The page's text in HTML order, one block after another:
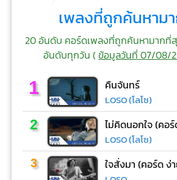
เพลงที่ถูกค้นหาม
20 อันดับ คอร์ดเพลงที่ถูกค้นหามากที่
อันดับทุกวัน (ข้อมูลวันที่ 07/08/
1 คืนจันทร์
LOSO (โลโซ)
2 ไม่คิดนอกใจ (คอ
LOSO (โลโซ)
3 ใจสั่งมา (คอร์ด ง่